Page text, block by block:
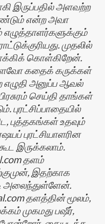
இருப்பதில் அளவற்ற
என்ற அவா
முதலில்
கொள்கிறேன்.
கதைக் கருக்கள்
அனுப்ப ஆவல்
செய்தி தாங்கள்
புத்தகங்கள் உதவும்
புரட்சியாளரின
இருக்கலாம்.
தளம்
இதற்காக
அலைந்துள்ளேன்.
தளத்தின் மூலம்,
முகமது பஷீர்,